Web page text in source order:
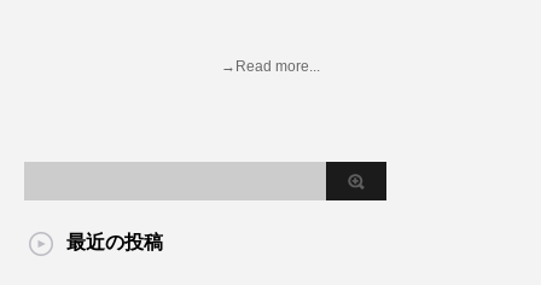
→Read more...
最近の投稿